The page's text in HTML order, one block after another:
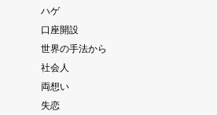
ハゲ
口座開設
世界の手法から
社会人
両想い
失恋